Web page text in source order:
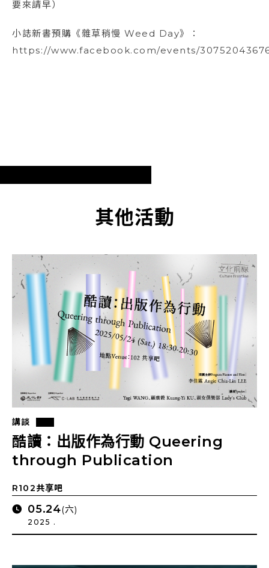
要來請早）
小誌新書預購《雜草稍慢 Weed Day》：
https://www.facebook.com/events/
其他活動
講談
酷讀：出版作為行動 Queering
through Publication
R102共享吧
05.24(六)
2025 .